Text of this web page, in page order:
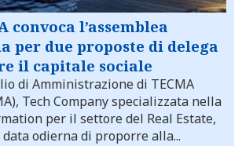
convoca l’assemblea
per due proposte di delega
il capitale sociale
di Amministrazione di TECMA
Tech Company specializzata nella
per il settore del Real Estate,
odierna di proporre alla...